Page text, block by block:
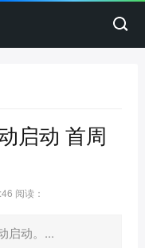
启动 首周
阅读：
启动。...